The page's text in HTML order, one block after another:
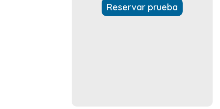
Reservar prueba